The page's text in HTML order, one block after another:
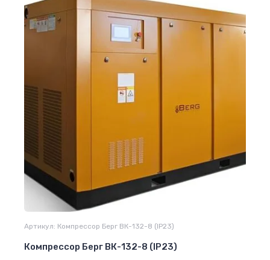
Артикул: Компрессор Берг ВК-132-8 (IP23)
Компрессор Берг ВК-132-8 (IP23)